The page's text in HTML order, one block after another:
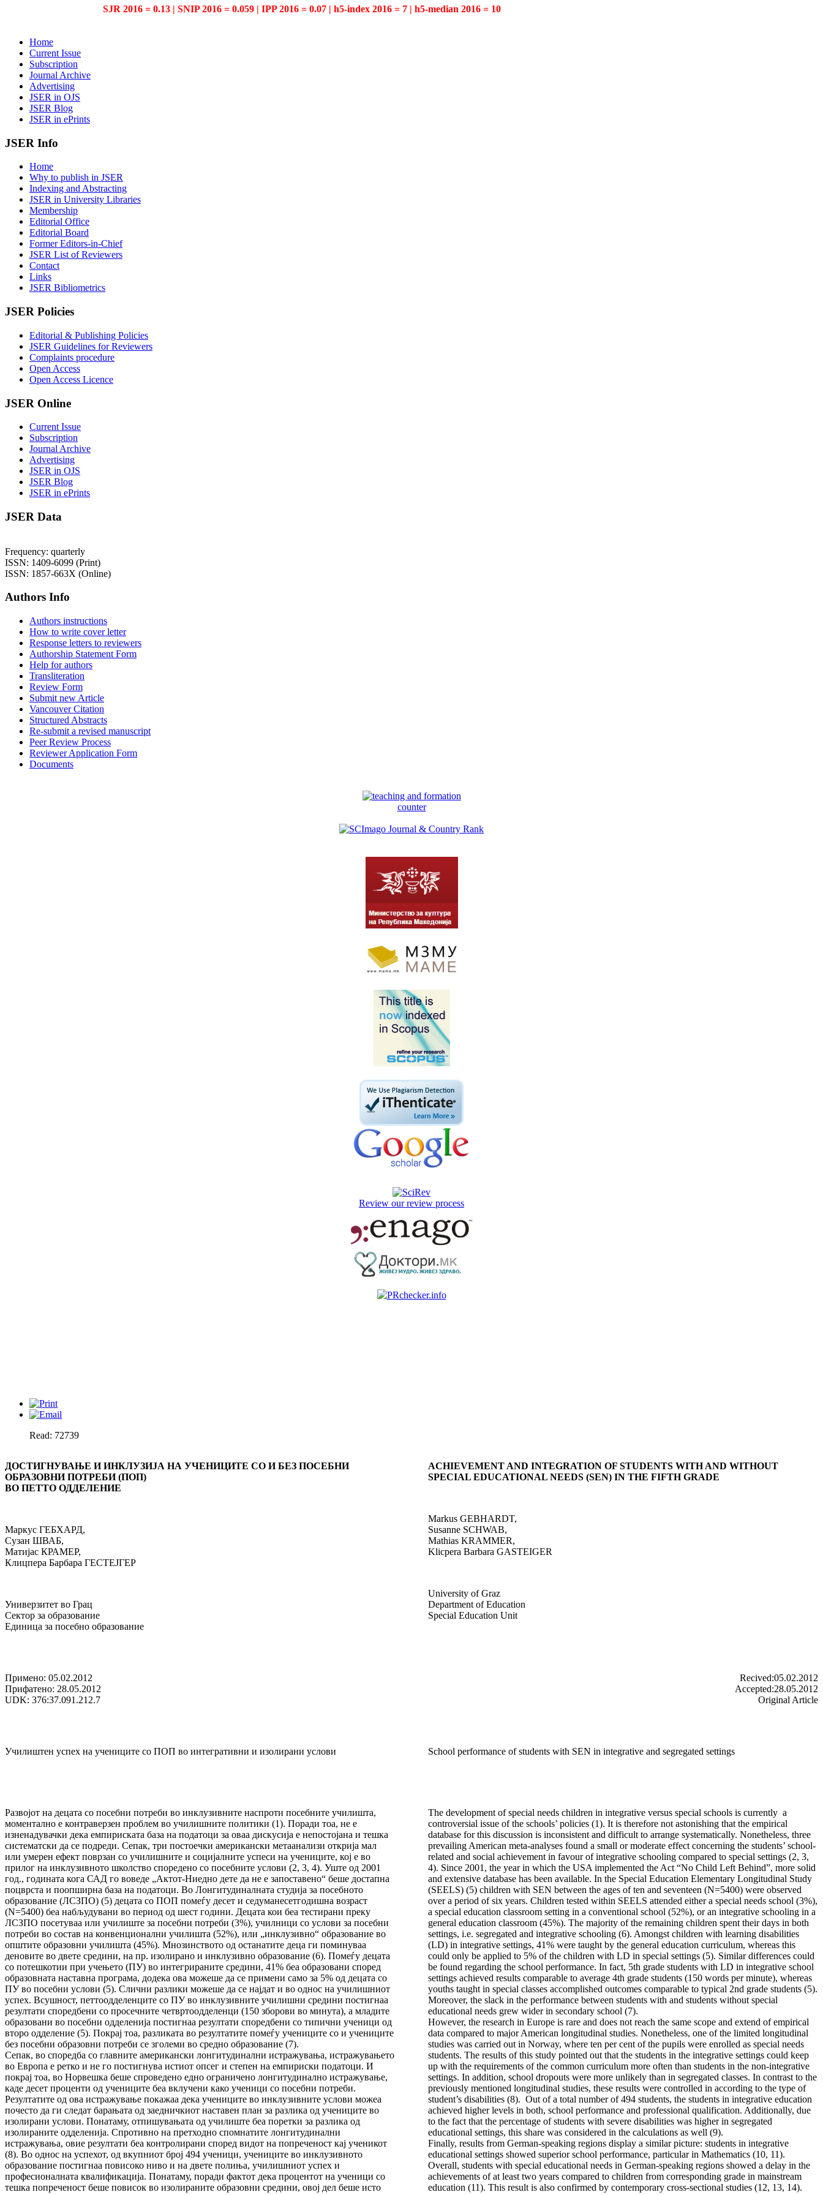
SJR 2016 = 0.13 | SNIP 2016 = 0.059 | IPP 2016 = 0.07 | h5-index 2016 = 7 | h5-median 2016 = 10
Home
Current Issue
Subscription
Journal Archive
Advertising
JSER in OJS
JSER Blog
JSER in ePrints
JSER Info
Home
Why to publish in JSER
Indexing and Abstracting
JSER in University Libraries
Membership
Editorial Office
Editorial Board
Former Editors-in-Chief
JSER List of Reviewers
Contact
Links
JSER Bibliometrics
JSER Policies
Editorial & Publishing Policies
JSER Guidelines for Reviewers
Complaints procedure
Open Access
Open Access Licence
JSER Online
Current Issue
Subscription
Journal Archive
Advertising
JSER in OJS
JSER Blog
JSER in ePrints
JSER Data
Frequency: quarterly
ISSN: 1409-6099 (Print)
ISSN: 1857-663X (Online)
Authors Info
Authors instructions
How to write cover letter
Response letters to reviewers
Authorship Statement Form
Help for authors
Transliteration
Review Form
Submit new Article
Vancouver Citation
Structured Abstracts
Re-submit a revised manuscript
Peer Review Process
Reviewer Application Form
Documents
counter
Review our review process
Read: 72739
ДОСТИГНУВАЊE И ИНКЛУЗИЈА НА УЧЕНИЦИТЕ СО И БЕЗ ПОСЕБНИ
ОБРАЗОВНИ ПОТРЕБИ (ПОП)
ВО ПЕТТО ОДДЕЛЕНИЕ
Маркус ГЕБХАРД,
Сузан ШВАБ,
Матијас КРАМЕР,
Клицпера Барбара ГЕСТЕЈГЕР
Универзитет во Грац
Сектор за образование
Единица за посебно образование
ACHIEVEMENT AND INTEGRATION OF STUDENTS WITH AND WITHOUT
SPECIAL EDUCATIONAL NEEDS (SEN) IN THE FIFTH GRADE
Markus GEBHARDT,
Susanne SCHWAB,
Mathias KRAMMER,
Klicpera Barbara GASTEIGER
University of Graz
Department of Education
Special Education Unit
Примено: 05.02.2012
Прифатено: 28.05.2012
UDK: 376:37.091.212.7
Recived:05.02.2012
Accepted:28.05.2012
Original Article
Училиштен успех на учениците со ПОП во интегративни и изолирани услови School performance of students with SEN in integrative and segregated settings
Развојот на децата со посебни потреби во инклузивните наспроти посебните училишта,
моментално е контраверзен проблем во училишните политики (1). Поради тоа, не е
изненадувачки дека емпириската база на податоци за оваа дискусија е непостојана и тешка
систематски да се подреди. Сепак, три постоечки американски метаанализи открија мал
или умерен ефект поврзан со училишните и социјалните успеси на учениците, кој е во
прилог на инклузивното школство споредено со посебните услови (2, 3, 4). Уште од 2001
год., годината кога САД го воведе „Актот-Ниедно дете да не е запоставено“ беше достапна
поцврста и поопширна база на податоци. Во Лонгитудиналната студија за посебното
образование (ЛСЗПО) (5) децата со ПОП помеѓу десет и седуманесетгодишна возраст
(N=5400) беа набљудувани во период од шест години. Децата кои беа тестирани преку
ЛСЗПО посетуваа или училиште за посебни потреби (3%), училници со услови за посебни
потреби во состав на конвенционални училишта (52%), или „инклузивно“ образование во
општите образовни училишта (45%). Мнозинството од останатите деца ги поминуваа
деновите во двете средини, на пр. изолирано и инклузивно образование (6). Помеѓу децата
со потешкотии при учењето (ПУ) во интегрираните средини, 41% беа образовани според
образовната наставна програма, додека ова можеше да се примени само за 5% од децата со
ПУ во посебни услови (5). Слични разлики можеше да се најдат и во однос на училишниот
успех. Всушност, петтоодделенците со ПУ во инклузивните училишни средини постигнаа
резултати споредбени со просечните четвртоодделенци (150 зборови во минута), а младите
образовани во посебни одделенија постигнаа резултати споредбени со типични ученици од
второ одделение (5). Покрај тоа, разликата во резултатите помеѓу учениците со и учениците
без посебни образовни потреби се зголеми во средно образование (7).
Сепак, во споредба со главните американски лонгитудинални истражувања, истражувањето
во Европа е ретко и не го постигнува истиот опсег и степен на емпириски податоци. И
покрај тоа, во Норвешка беше спроведено едно ограничено лонгитудинално истражување,
каде десет проценти од учениците беа вклучени како ученици со посебни потреби.
Резултатите од ова истражување покажаа дека учениците во инклузивните услови можеа
почесто да ги следат барањата од заедничкиот наставен план за разлика од учениците во
изолирани услови. Понатаму, отпишувањата од училиште беа поретки за разлика од
изолираните одделенија. Спротивно на претходно спомнатите лонгитудинални
истражувања, овие резултати беа контролирани според видот на попреченост кај ученикот
(8). Во однос на успехот, од вкупниот број 494 ученици, учениците во инклузивното
образование постигнаа повисоко ниво и на двете полиња, училишниот успех и
професионалната квалификација. Понатаму, поради фактот дека процентот на ученици со
тешка попреченост беше повисок во изолираните образовни средини, овој дел беше исто
The development of special needs children in integrative versus special schools is currently a
controversial issue of the schools’ policies (1). It is therefore not astonishing that the empirical
database for this discussion is inconsistent and difficult to arrange systematically. Nonetheless, three
prevailing American meta-analyses found a small or moderate effect concerning the students’ school-
related and social achievement in favour of integrative schooling compared to special settings (2, 3,
4). Since 2001, the year in which the USA implemented the Act “No Child Left Behind”, more solid
and extensive database has been available. In the Special Education Elementary Longitudinal Study
(SEELS) (5) children with SEN between the ages of ten and seventeen (N=5400) were observed
over a period of six years. Children tested within SEELS attended either a special needs school (3%),
a special education classroom setting in a conventional school (52%), or an integrative schooling in a
general education classroom (45%). The majority of the remaining children spent their days in both
settings, i.e. segregated and integrative schooling (6). Amongst children with learning disabilities
(LD) in integrative settings, 41% were taught by the general education curriculum, whereas this
could only be applied to 5% of the children with LD in special settings (5). Similar differences could
be found regarding the school performance. In fact, 5th grade students with LD in integrative school
settings achieved results comparable to average 4th grade students (150 words per minute), whereas
youths taught in special classes accomplished outcomes comparable to typical 2nd grade students (5).
Moreover, the slack in the performance between students with and students without special
educational needs grew wider in secondary school (7).
However, the research in Europe is rare and does not reach the same scope and extend of empirical
data compared to major American longitudinal studies. Nonetheless, one of the limited longitudinal
studies was carried out in Norway, where ten per cent of the pupils were enrolled as special needs
students. The results of this study pointed out that the students in the integrative settings could keep
up with the requirements of the common curriculum more often than students in the non-integrative
settings. In addition, school dropouts were more unlikely than in segregated classes. In contrast to the
previously mentioned longitudinal studies, these results were controlled in according to the type of
student’s disabilities (8). Out of a total number of 494 students, the students in integrative education
achieved higher levels in both, school performance and professional qualification. Additionally, due
to the fact that the percentage of students with severe disabilities was higher in segregated
educational settings, this share was considered in the calculations as well (9).
Finally, results from German-speaking regions display a similar picture: students in integrative
educational settings showed superior school performance, particular in Mathematics (10, 11).
Overall, students with special educational needs in German-speaking regions showed a delay in the
achievements of at least two years compared to children from corresponding grade in mainstream
education (11). This result is also confirmed by contemporary cross-sectional studies (12, 13, 14).